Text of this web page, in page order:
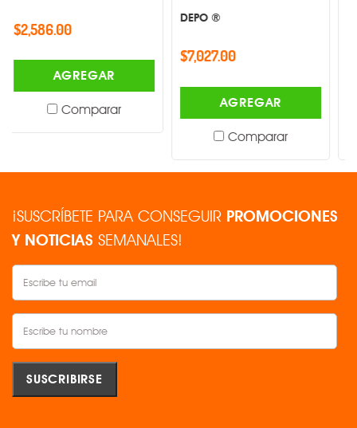
AGREGAR
Comparar
$7,027.00
AGREGAR
Comparar
¡SUSCRÍBETE PARA CONSEGUIR PROMOCIONES
Y NOTICIAS SEMANALES!